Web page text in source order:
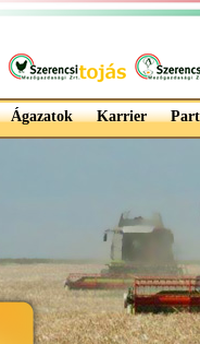
Ágazatok Karrier